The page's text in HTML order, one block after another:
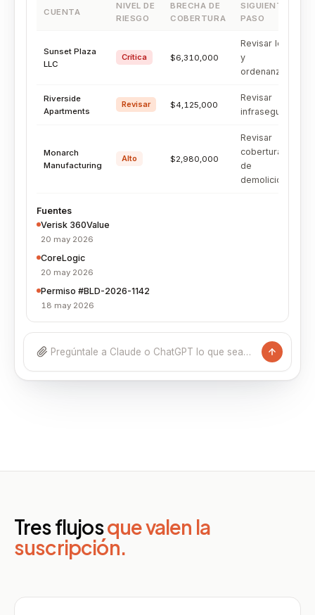
CUENTA
NIVEL DE
RIESGO
BRECHA DE
COBERTURA
SIGUIENTE
PASO
Sunset Plaza
LLC
Crítica $6,310,000
Revisar ley
y
ordenanza
Riverside
Apartments
Revisar $4,125,000
Revisar
infraseguro
Monarch
Manufacturing
Alto $2,980,000
Revisar
cobertura
de
demolición
Fuentes
Verisk 360Value
20 may 2026
CoreLogic
20 may 2026
Permiso #BLD-2026-1142
18 may 2026
Pregúntale a Claude o ChatGPT lo que sea…
Tres flujosque valen la
suscripción.